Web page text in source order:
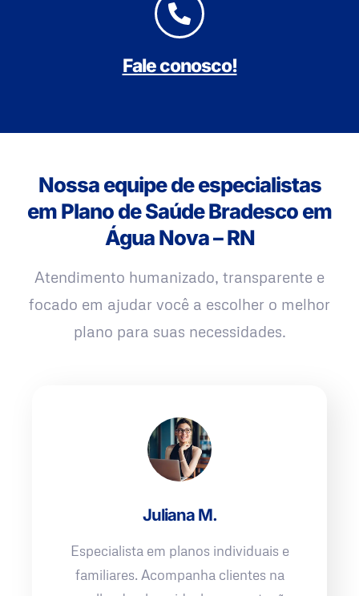
Fale conosco!
Nossa equipe de especialistas
em Plano de Saúde Bradesco em
Água Nova – RN
Atendimento humanizado, transparente e
focado em ajudar você a escolher o melhor
plano para suas necessidades.
Juliana M.
Especialista em planos individuais e
familiares. Acompanha clientes na